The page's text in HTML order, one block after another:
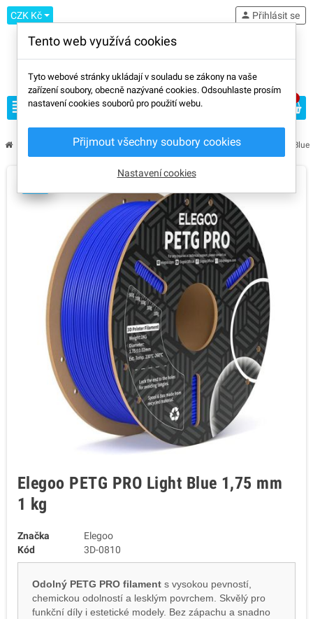
CZK Kč
view_headline
person Přihlásit se
VÝROBCE chevron_rightElegoochevron_rightPET-Gchevron_right Elegoo PETG PRO Light
Elegoo PETG PRO Light Blue 1,75 mm
1 kg
Značka
Elegoo
Kód
3D-0810
Odolný PETG PRO filament s vysokou pevností,
chemickou odolností a lesklým povrchem. Skvělý pro
funkční díly i estetické modely. Bez zápachu a snadno
Tento web využívá cookies
Tyto webové stránky ukládají v souladu se zákony na vaše
zařízení soubory, obecně nazývané cookies. Odsouhlaste prosím
nastavení cookies souborů pro použití webu.
Přijmout všechny soubory cookies
Nastavení cookies